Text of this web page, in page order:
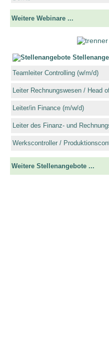
Weitere Webinare ...
Teamleiter Controlling (w/m/d)
Leiter Rechnungswesen / Head
Leiter/in Finance (m/w/d)
Leiter des Finanz- und
Werkscontroller /
Weitere Stellenangebote ...